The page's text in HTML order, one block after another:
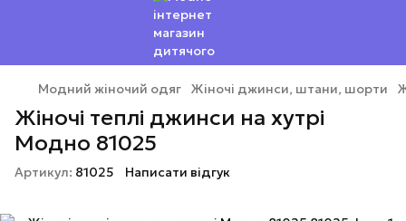
Модний жіночий одяг Жіночі джинси, штани, шорти
Жіночі теплі джинси на хутрі
Модно 81025
Артикул: 81025 Написати відгук